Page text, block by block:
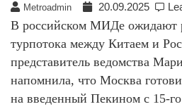
Metroadmin 20.09.2025
В российском МИДе ожидают
турпотока между Китаем и
представитель ведомства
напомнила, что Москва
на введенный Пекином с 15-го